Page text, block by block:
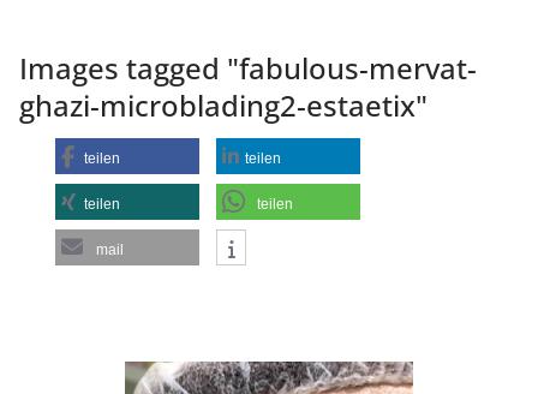
Images tagged "fabulous-mervat-
ghazi-microblading2-estaetix"
teilen teilen
teilen teilen
mail